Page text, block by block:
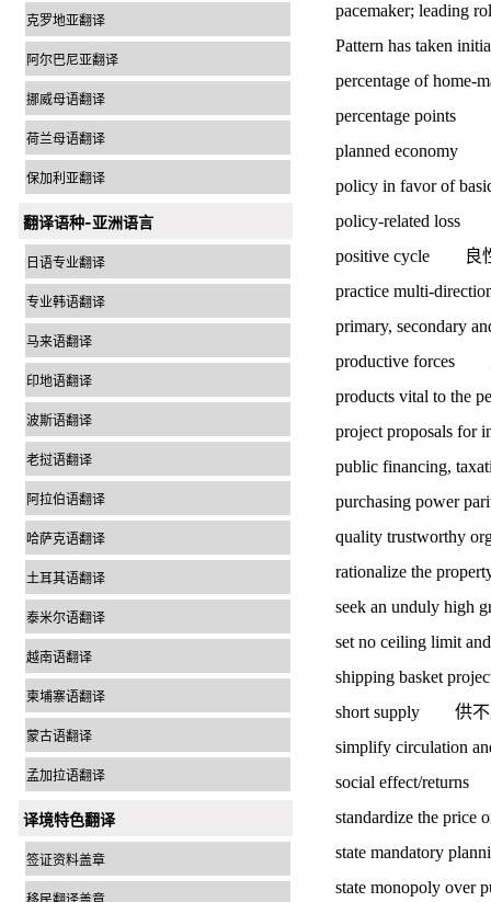
克罗地亚翻译
阿尔巴尼亚翻译
挪威母语翻译
荷兰母语翻译
保加利亚翻译
翻译语种-亚洲语言
日语专业翻译
专业韩语翻译
马来语翻译
印地语翻译
波斯语翻译
老挝语翻译
阿拉伯语翻译
哈萨克语翻译
土耳其语翻译
泰米尔语翻译
越南语翻译
柬埔寨语翻译
蒙古语翻译
孟加拉语翻译
译境特色翻译
签证资料盖章
pacemaker;
Pattern has taken
percentage of
percentage points
planned economy
policy in favor of
policy-related loss
positive cycle 良
practice multi-
primary, secondary
productive forces
products vital to
project proposals
public financing,
purchasing power
quality trustworthy
rationalize the
seek an unduly
set no ceiling limit
shipping basket
short supply 供不
simplify circulation
social effect/
standardize the
state mandatory
state monopoly